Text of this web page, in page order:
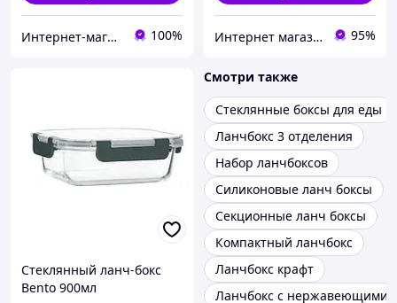
Интернет-магазин Elephant 100% Интернет магазин - Маркет 95%
Стеклянный ланч-бокс
Bento 900мл
Смотри также
Стеклянные боксы для еды
Ланчбокс 3 отделения
Набор ланчбоксов
Силиконовые ланч боксы
Секционные ланч боксы
Компактный ланчбокс
Ланчбокс крафт
Ланчбокс с нержавеющими